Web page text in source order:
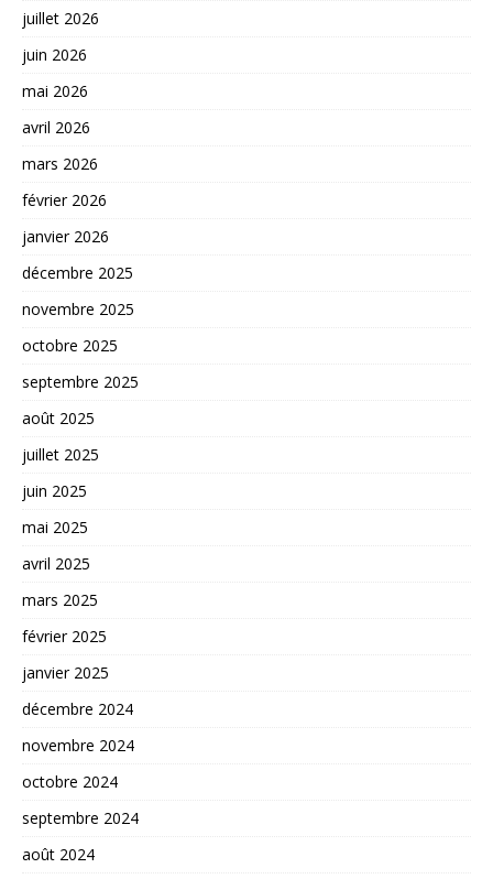
juillet 2026
juin 2026
mai 2026
avril 2026
mars 2026
février 2026
janvier 2026
décembre 2025
novembre 2025
octobre 2025
septembre 2025
août 2025
juillet 2025
juin 2025
mai 2025
avril 2025
mars 2025
février 2025
janvier 2025
décembre 2024
novembre 2024
octobre 2024
septembre 2024
août 2024